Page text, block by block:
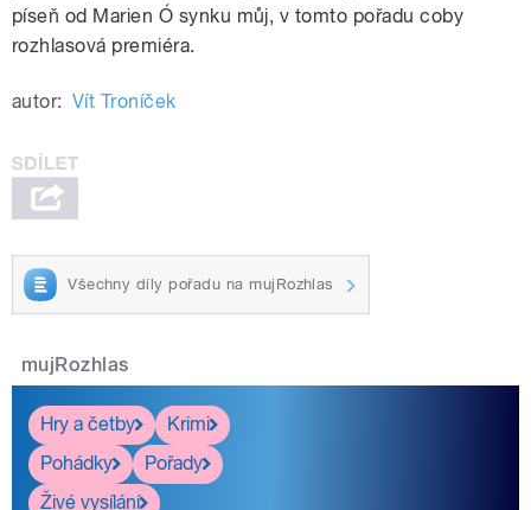
píseň od Marien Ó synku můj, v tomto pořadu coby
rozhlasová premiéra.
autor: Vít Troníček
Všechny díly pořadu na mujRozhlas
mujRozhlas
Hry a četby
Krimi
Pohádky
Pořady
Živé vysílání